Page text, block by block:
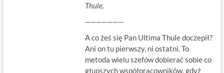
Thule.
———————
A co żeś się Pan Ultima Thule doczepił?
Ani on tu pierwszy, ni ostatni. To
metoda wielu szefów dobierać sobie co
głupszych współpracowników, gdyż